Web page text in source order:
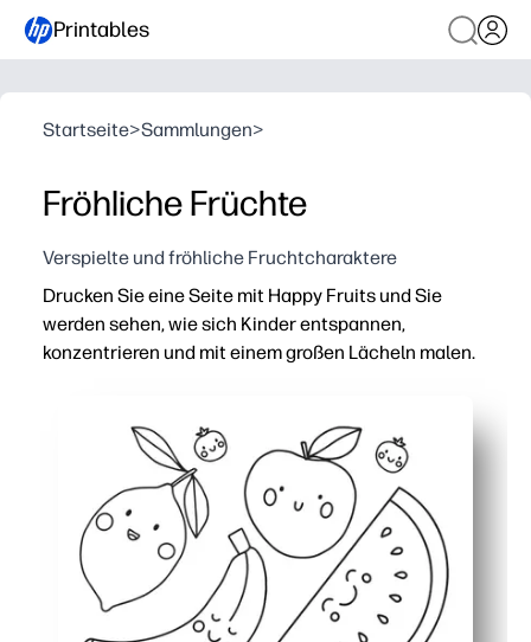
Printables
Startseite>Sammlungen>
Fröhliche Früchte
Verspielte und fröhliche Fruchtcharaktere
Drucken Sie eine Seite mit Happy Fruits und Sie
werden sehen, wie sich Kinder entspannen,
konzentrieren und mit einem großen Lächeln malen.
Schnelles Anziehen — niedliche Gesichter und sich
Fördert Fähigkeiten — Feinmotorik, Farberkennung
Fördert gesunde Gespräche — nutzen Sie die